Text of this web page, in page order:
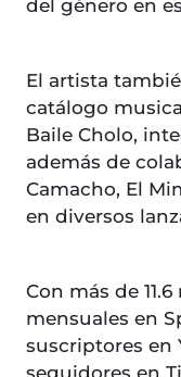
del género en
El artista
catálogo
Baile Cholo,
además de
Camacho, El
en diversos
Con más de
mensuales en
suscriptores en